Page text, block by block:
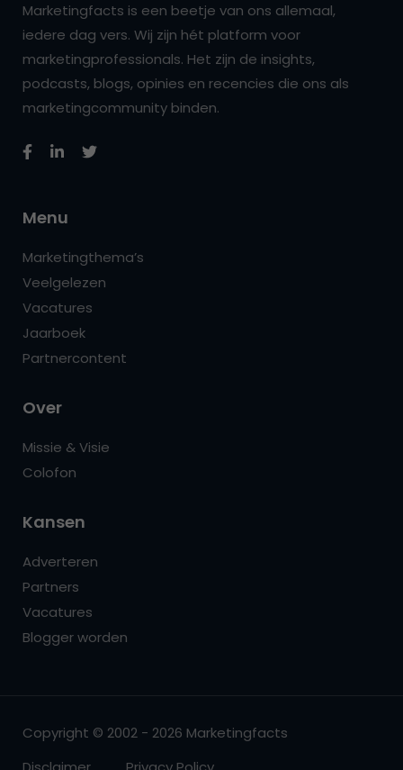
Marketingfacts is een beetje van ons allemaal,
iedere dag vers. Wij zijn hét platform voor
marketingprofessionals. Het zijn de insights,
podcasts, blogs, opinies en recencies die ons als
marketingcommunity binden.
Menu
Marketingthema’s
Veelgelezen
Vacatures
Jaarboek
Partnercontent
Over
Missie & Visie
Colofon
Kansen
Adverteren
Partners
Vacatures
Blogger worden
Copyright © 2002 - 2026 Marketingfacts